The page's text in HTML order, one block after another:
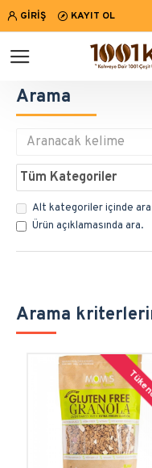
GIRIŞ KAYIT OL
Arama
Alt kategoriler içinde ara
Ürün açıklamasında ara.
Arama